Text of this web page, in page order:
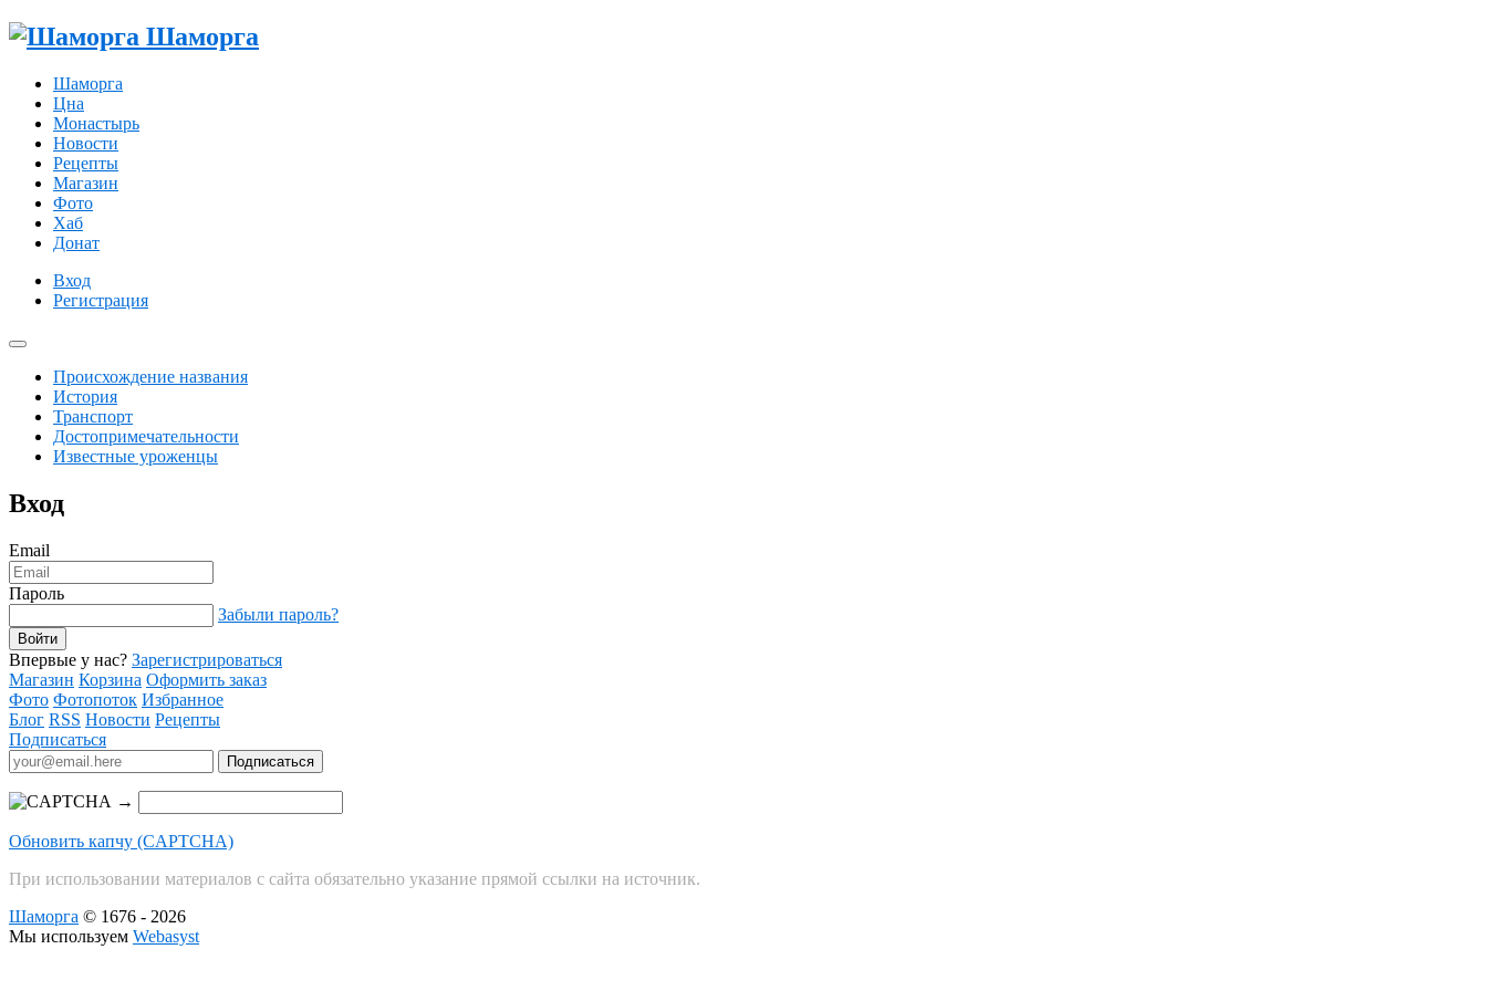
Шаморга
Шаморга
Цна
Монастырь
Новости
Рецепты
Магазин
Фото
Хаб
Донат
Вход
Регистрация
Происхождение названия
История
Транспорт
Достопримечательности
Известные уроженцы
Вход
Email
Пароль
Забыли пароль?
Впервые у нас? Зарегистрироваться
Магазин Корзина Оформить заказ
Фото Фотопоток Избранное
Блог RSS Новости Рецепты
Подписаться
→
Обновить капчу (CAPTCHA)
При использовании материалов с сайта обязательно указание прямой ссылки на источник.
Шаморга © 1676 - 2026
Мы используем Webasyst